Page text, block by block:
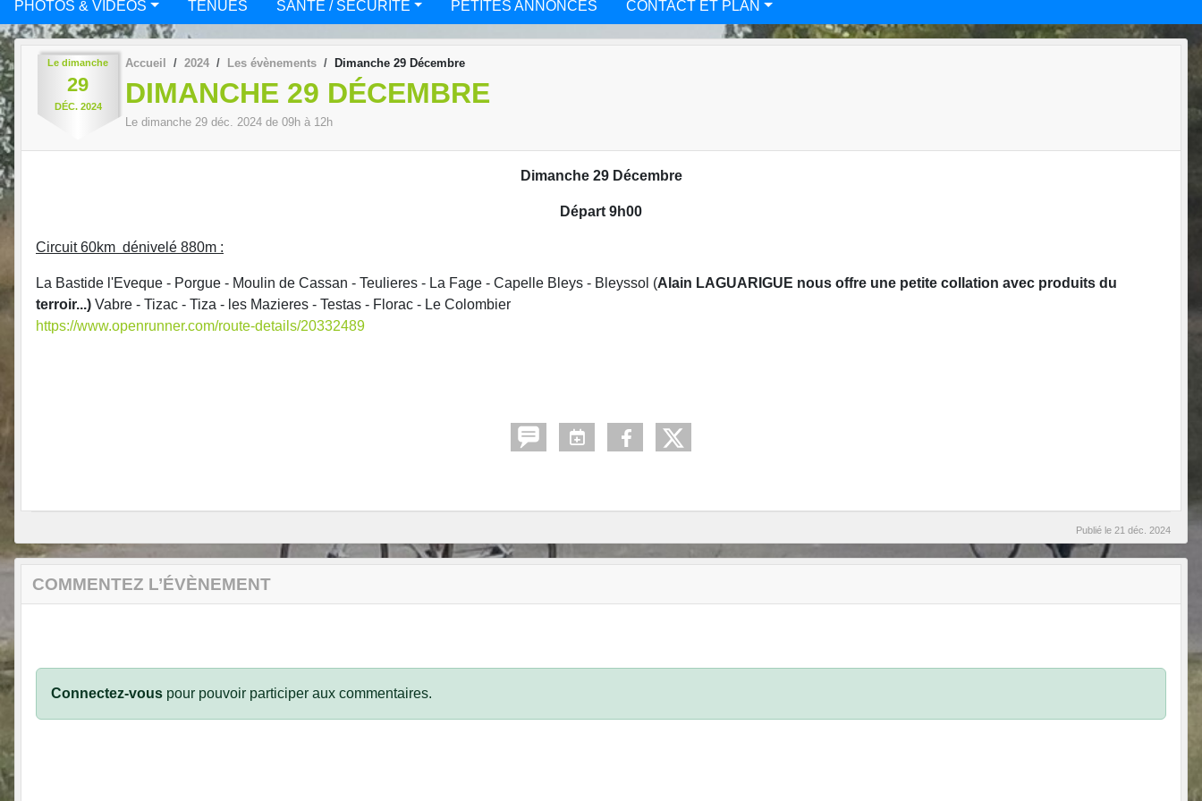
PHOTOS & VIDÉOS TENUES SANTÉ / SÉCURITÉ PETITES ANNONCES CONTACT ET PLAN
Le dimanche
29
DÉC. 2024
Accueil 2024 Les évènements Dimanche 29 Décembre
DIMANCHE 29 DÉCEMBRE
Le dimanche 29 déc. 2024 de 09h à 12h
Dimanche 29 Décembre
Départ 9h00
Circuit 60km dénivelé 880m :
La Bastide l'Eveque - Porgue - Moulin de Cassan - Teulieres - La Fage - Capelle Bleys - Bleyssol (Alain LAGUARIGUE nous offre une petite collation avec produits du
terroir...) Vabre - Tizac - Tiza - les Mazieres - Testas - Florac - Le Colombier
https://www.openrunner.com/route-details/20332489
Publié le 21 déc. 2024
COMMENTEZ L’ÉVÈNEMENT
Connectez-vous pour pouvoir participer aux commentaires.